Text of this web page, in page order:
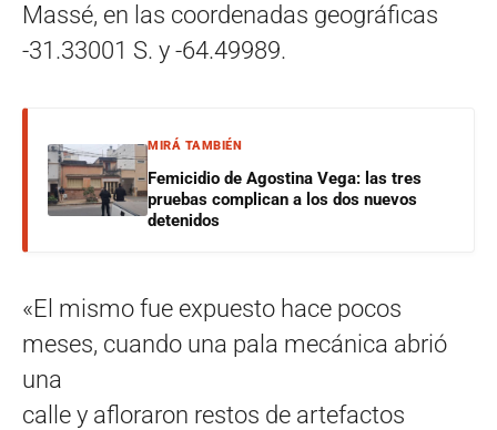
Massé, en las coordenadas geográficas
-31.33001 S. y -64.49989.
MIRÁ TAMBIÉN
Femicidio de Agostina Vega: las tres
pruebas complican a los dos nuevos
detenidos
«El mismo fue expuesto hace pocos
meses, cuando una pala mecánica abrió
una
calle y afloraron restos de artefactos